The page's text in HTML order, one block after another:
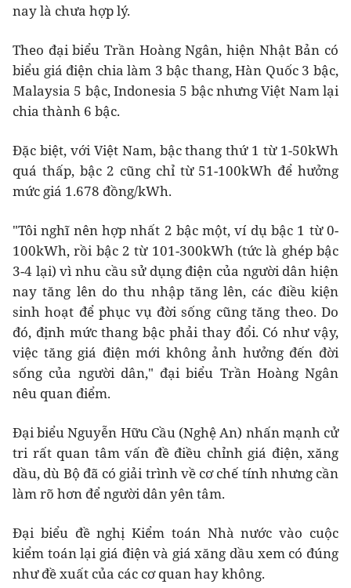
nay là chưa hợp lý.
Theo đại biểu Trần Hoàng Ngân, hiện Nhật Bản có
biểu giá điện chia làm 3 bậc thang, Hàn Quốc 3 bậc,
Malaysia 5 bậc, Indonesia 5 bậc nhưng Việt Nam lại
chia thành 6 bậc.
Đặc biệt, với Việt Nam, bậc thang thứ 1 từ 1-50kWh
quá thấp, bậc 2 cũng chỉ từ 51-100kWh để hưởng
mức giá 1.678 đồng/kWh.
"Tôi nghĩ nên hợp nhất 2 bậc một, ví dụ bậc 1 từ 0-
100kWh, rồi bậc 2 từ 101-300kWh (tức là ghép bậc
3-4 lại) vì nhu cầu sử dụng điện của người dân hiện
nay tăng lên do thu nhập tăng lên, các điều kiện
sinh hoạt để phục vụ đời sống cũng tăng theo. Do
đó, định mức thang bậc phải thay đổi. Có như vậy,
việc tăng giá điện mới không ảnh hưởng đến đời
sống của người dân," đại biểu Trần Hoàng Ngân
nêu quan điểm.
Đại biểu Nguyễn Hữu Cầu (Nghệ An) nhấn mạnh cử
tri rất quan tâm vấn đề điều chỉnh giá điện, xăng
dầu, dù Bộ đã có giải trình về cơ chế tính nhưng cần
làm rõ hơn để người dân yên tâm.
Đại biểu đề nghị Kiểm toán Nhà nước vào cuộc
kiểm toán lại giá điện và giá xăng dầu xem có đúng
như đề xuất của các cơ quan hay không.